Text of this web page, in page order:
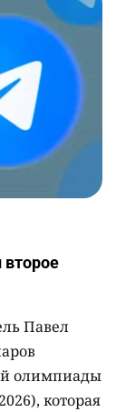
второе
Павел
олимпиады
которая